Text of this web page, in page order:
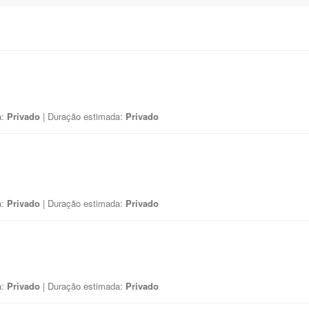
Privado | Duração estimada: Privado
Privado | Duração estimada: Privado
Privado | Duração estimada: Privado